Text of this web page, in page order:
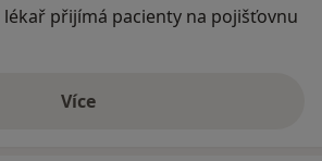
přijímá pacienty na pojišťovnu
Víceo adrese